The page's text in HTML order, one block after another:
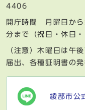
4406
開庁時間 月曜日か
分まで（祝日・休日
（注意）木曜日は午
届出、各種証明書の
綾部市公